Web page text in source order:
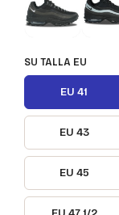
SU TALLA EU
EU 41
EU 43
EU 45